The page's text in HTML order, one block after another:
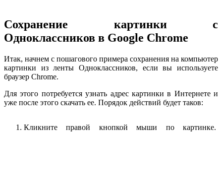
Сохранение картинки с
Одноклассников в Google Chrome
Итак, начнем с пошагового примера сохранения на компьютер
картинки из ленты Одноклассников, если вы используете
браузер Chrome.
Для этого потребуется узнать адрес картинки в Интернете и
уже после этого скачать ее. Порядок действий будет таков:
Кликните правой кнопкой мыши по картинке.